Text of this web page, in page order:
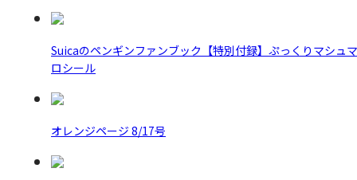
Suicaのペンギンファンブック【特別付録】ぷっくりマシュマ
ロシール
オレンジページ 8/17号